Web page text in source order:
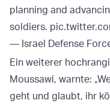
planning and
soldiers.
— Israel Defense
Ein weiterer
Moussawi, warnte:
geht und glaubt, ihr